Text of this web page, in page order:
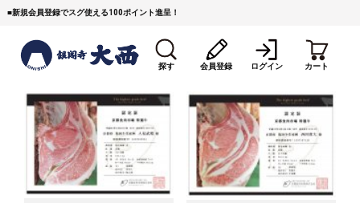
■新規会員登録でスグ使える100ポイント進呈！
探す 会員登録 ログイン カート